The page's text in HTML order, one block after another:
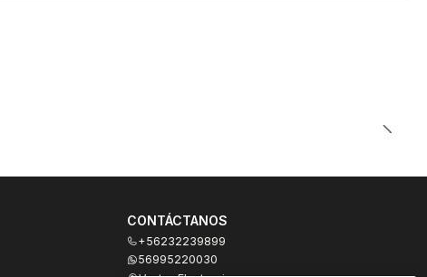
CONTÁCTANOS
+56232239899
56995220030